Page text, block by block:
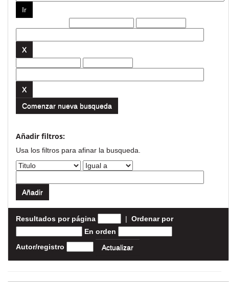
Comenzar nueva busqueda
Añadir filtros:
Usa los filtros para afinar la busqueda.
Resultados por página | Ordenar por
En orden
Autor/registro